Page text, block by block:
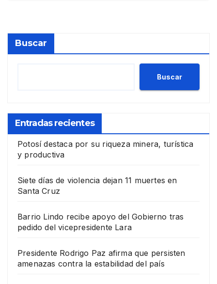
Buscar
Buscar
Entradas recientes
Potosí destaca por su riqueza minera, turística
y productiva
Siete días de violencia dejan 11 muertes en
Santa Cruz
Barrio Lindo recibe apoyo del Gobierno tras
pedido del vicepresidente Lara
Presidente Rodrigo Paz afirma que persisten
amenazas contra la estabilidad del país